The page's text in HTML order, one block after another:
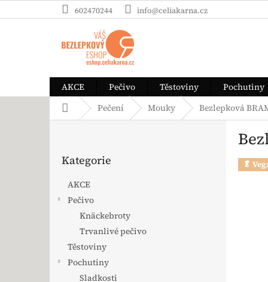
602470244 info@celiakarna.cz
AKCE Pečivo Těstoviny
Pochutiny
Domů Pečení Mouky Bezlepková
Kategorie
AKCE
Pečivo
Knäckebroty
Trvanlivé pečivo
Těstoviny
Pochutiny
Sladkosti
🥬